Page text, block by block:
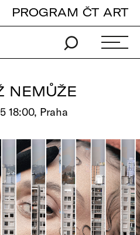
PROGRAM ČT ART
NEMŮŽE
18:00, Praha